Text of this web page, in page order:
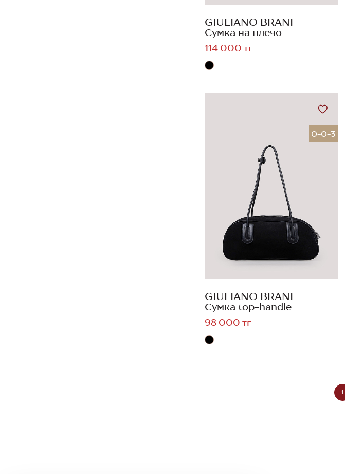
GIULIANO BRANI
Сумка на плечо
114 000 тг
0-0-3
GIULIANO BRANI
Сумка top-handle
98 000 тг
1